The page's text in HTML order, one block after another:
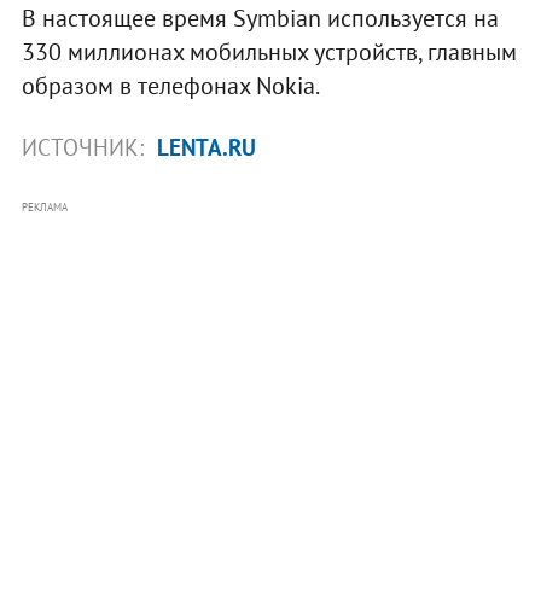
В настоящее время Symbian используется на
330 миллионах мобильных устройств, главным
образом в телефонах Nokia.
ИСТОЧНИК: LENTA.RU
РЕКЛАМА